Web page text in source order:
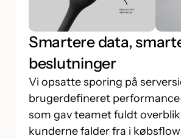
Smartere data,
beslutninger
Vi opsatte sporing på
brugerdefineret
som gav teamet fuldt
kunderne falder fra i